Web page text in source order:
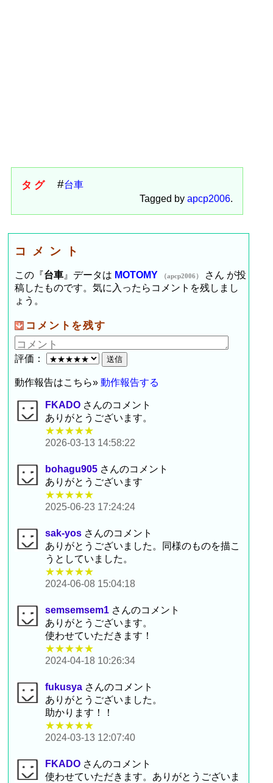
タグ
台車
Tagged by apcp2006.
コメント
この『台車 』データは MOTOMY （apcp2006）
さん が投
稿したものです。気に入ったらコメントを残しまし
ょう。
コメントを残す
評価：
動作報告はこちら»動作報告する
FKADO さんのコメント
ありがとうございます。
★★★★★
2026-03-13 14:58:22
bohagu905 さんのコメント
ありがとうございます
★★★★★
2025-06-23 17:24:24
sak-yos さんのコメント
ありがとうございました。同様のものを描こ
うとしていました。
★★★★★
2024-06-08 15:04:18
semsemsem1 さんのコメント
ありがとうございます。
使わせていただきます！
★★★★★
2024-04-18 10:26:34
fukusya さんのコメント
ありがとうございました。
助かります！！
★★★★★
2024-03-13 12:07:40
FKADO さんのコメント
使わせていただきます。ありがとうございま